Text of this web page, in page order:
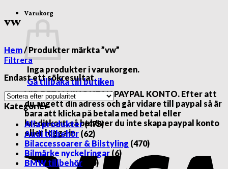
Varukorg
Inga produkter i varukorgen.
Gå tillbaka till butiken
VID BETALNING UTAN PAYPAL KONTO. Efter att
du angett din adress och går vidare till paypal så är
bara att klicka på betala med betal eller
kreditkort, så behöver du inte skapa paypal konto
eller logga in.
vw
Hem/Produkter märkta ”vw”
Filtrera
Endast ett sökresultat
Kategorier
Alla produkter (475)
Audi tillbehör (62)
Bilaccessoarer & Bilstyling (470)
Bilmärke nyckelringar (6)
BMW tillbehör
(50)